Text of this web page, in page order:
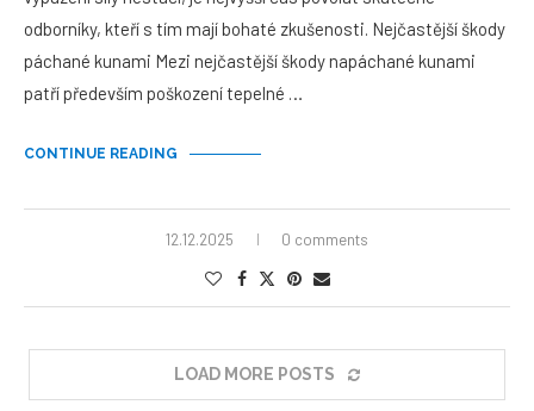
odborníky, kteří s tím mají bohaté zkušenosti. Nejčastější škody
páchané kunami Mezi nejčastější škody napáchané kunami
patří především poškození tepelné …
CONTINUE READING
12.12.2025 0 comments
LOAD MORE POSTS